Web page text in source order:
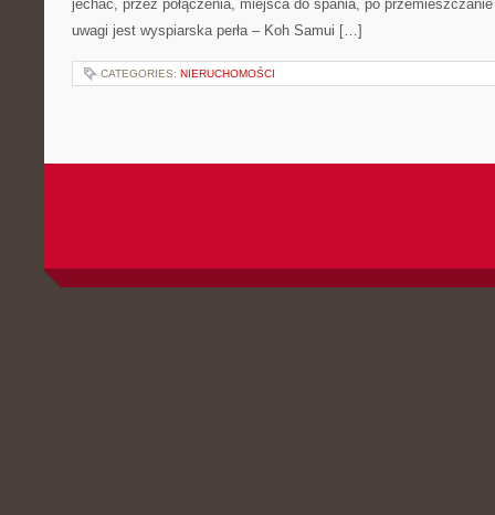
jechać, przez połączenia, miejsca do spania, po
uwagi jest wyspiarska perła – Koh Samui […]
CATEGORIES: NIERUCHOMOŚCI